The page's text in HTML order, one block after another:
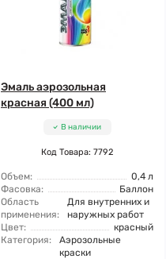
Эмаль аэрозольная
красная (400 мл)
В наличии
Код Товара: 7792
Объем:
0,4 л
Фасовка:
Баллон
Область
применения:
Для внутренних и
наружных работ
Цвет:
красный
Категория:
Аэрозольные
краски